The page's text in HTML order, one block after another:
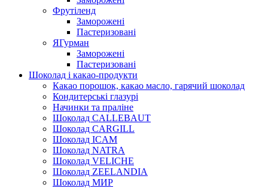
Фрутіленд
Заморожені
Пастеризовані
ЯГурман
Заморожені
Пастеризовані
Шоколад і какао-продукти
Какао порошок, какао масло, гарячий шоколад
Кондитерські глазурі
Начинки та праліне
Шоколад CALLEBAUT
Шоколад CARGILL
Шоколад ICAM
Шоколад NATRA
Шоколад VELICHE
Шоколад ZEELANDIA
Шоколад МИР